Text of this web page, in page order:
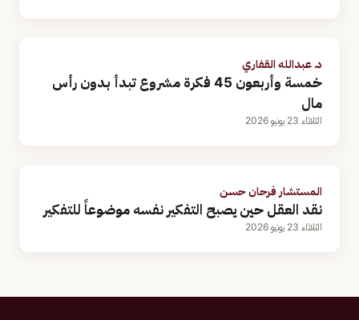
د. عبدالله القفاري
خمسة وأربعون 45 فكرة مشروع تبدأ بدون رأس
مال
الثلاثاء 23 يونيو 2026
المستشار فرحان حسن
نقد العقل حين يصبح التفكير نفسه موضوعاً للتفكير
الثلاثاء 23 يونيو 2026